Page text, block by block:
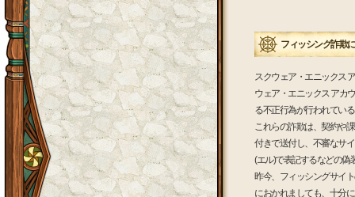
フィッシング詐欺
スクウェア・エニックス
ウェア・エニックス アカ
る不正行為が行われてい
これらの詐欺は、契約や
付きで送付し、不審なサ
(エル)で表記するなどの偽
昨今、フィッシングサイ
におかれましても、十分